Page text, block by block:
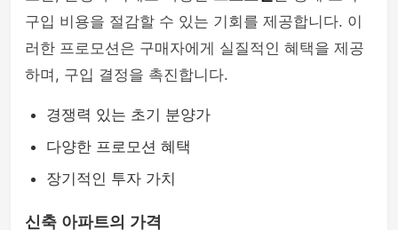
구입 비용을 절감할 수 있는 기회를 제공합니다. 이
러한 프로모션은 구매자에게 실질적인 혜택을 제공
하며, 구입 결정을 촉진합니다.
경쟁력 있는 초기 분양가
다양한 프로모션 혜택
장기적인 투자 가치
신축 아파트의 가격